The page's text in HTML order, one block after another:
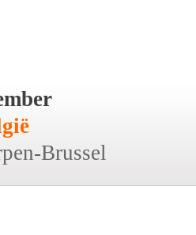
Brussel